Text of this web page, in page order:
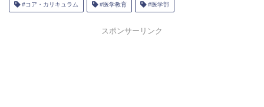
#コア・カリキュラム #医学教育 #医学部
スポンサーリンク